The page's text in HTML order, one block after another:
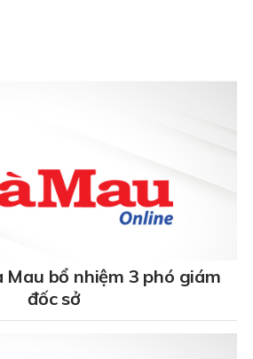
Mau bổ nhiệm 3 phó giám
đốc sở